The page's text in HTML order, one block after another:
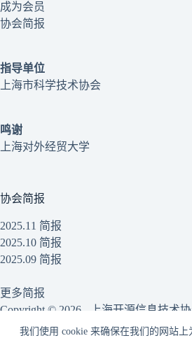
我们使用 cookie 来确保在我们的网站上
成为会员
协会简报
指导单位
上海市科学技术协会
鸣谢
上海对外经贸大学
协会简报
2025.11 简报
2025.10 简报
2025.09 简报
更多简报
Copyright © 2026 - 上海开源信息技术